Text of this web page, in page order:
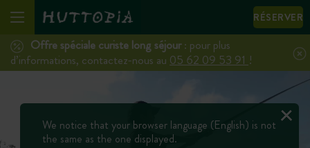
RÉSERVER
Offre spéciale curiste long séjour: pour plus
d’informations, contactez-nous au 05 62 09 53 91!
We notice that your browser language (English) is not
the same as the one displayed.